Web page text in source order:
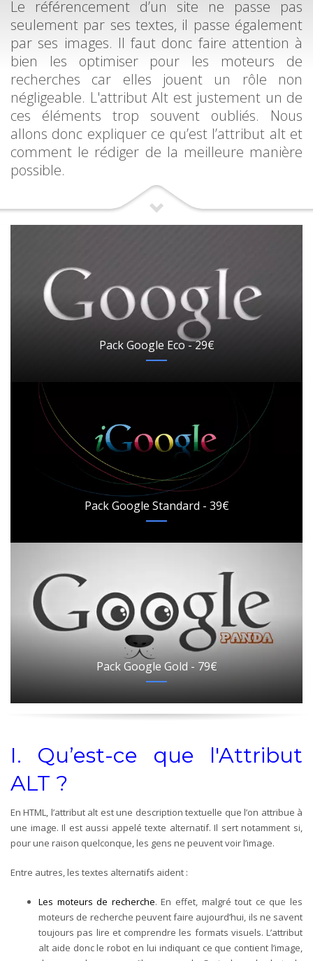
Le référencement d’un site ne passe pas
seulement par ses textes, il passe également
par ses images. Il faut donc faire attention à
bien les optimiser pour les moteurs de
recherches car elles jouent un rôle non
négligeable. L'attribut Alt est justement un de
ces éléments trop souvent oubliés. Nous
allons donc expliquer ce qu’est l’attribut alt et
comment le rédiger de la meilleure manière
possible.
Pack Google Eco - 29€
Pack Google Standard - 39€
Pack Google Gold - 79€
I. Qu’est-ce que l'Attribut
ALT ?
En HTML, l’attribut alt est une description textuelle que l’on attribue à
une image. Il est aussi appelé texte alternatif. Il sert notamment si,
pour une raison quelconque, les gens ne peuvent voir l’image.
Entre autres, les textes alternatifs aident :
Les moteurs de recherche. En effet, malgré tout ce que les
moteurs de recherche peuvent faire aujourd’hui, ils ne savent
toujours pas lire et comprendre les formats visuels. L’attribut
alt aide donc le robot en lui indiquant ce que contient l’image,